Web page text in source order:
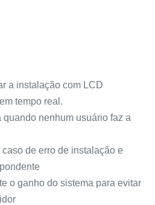
a instalação com LCD
tempo real.
nenhum usuário faz a
de erro de instalação e
o ganho do sistema para evitar